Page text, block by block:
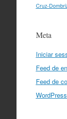
Cruz-
Meta
Iniciar
Feed de
Feed de